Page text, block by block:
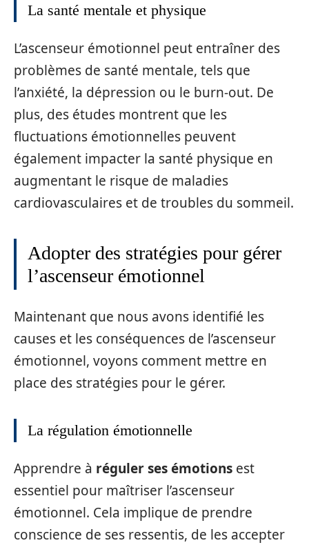
La santé mentale et physique
L’ascenseur émotionnel peut entraîner des
problèmes de santé mentale, tels que
l’anxiété, la dépression ou le burn-out. De
plus, des études montrent que les
fluctuations émotionnelles peuvent
également impacter la santé physique en
augmentant le risque de maladies
cardiovasculaires et de troubles du sommeil.
Adopter des stratégies pour gérer
l’ascenseur émotionnel
Maintenant que nous avons identifié les
causes et les conséquences de l’ascenseur
émotionnel, voyons comment mettre en
place des stratégies pour le gérer.
La régulation émotionnelle
Apprendre à réguler ses émotions est
essentiel pour maîtriser l’ascenseur
émotionnel. Cela implique de prendre
conscience de ses ressentis, de les accepter